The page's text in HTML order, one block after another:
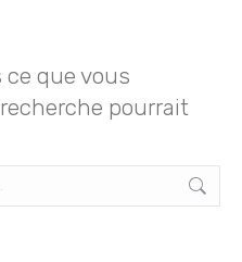
que vous
pourrait